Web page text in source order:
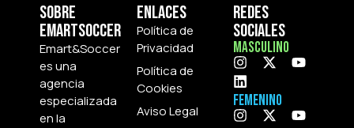
Sobre
Emartsoccer
Emart&Soccer
es una
agencia
especializada
en la
Enlaces
Política de
Privacidad
Política de
Cookies
Aviso Legal
Redes
Sociales
Masculino
Femenino